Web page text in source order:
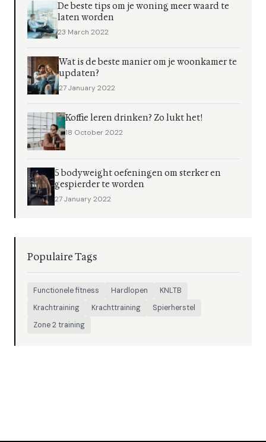
De beste tips om je woning meer waard te
laten worden
23 March 2022
Wat is de beste manier om je woonkamer te
updaten?
27 January 2022
Koffie leren drinken? Zo lukt het!
18 October 2022
5 bodyweight oefeningen om sterker en
gespierder te worden
27 January 2022
Populaire Tags
Functionele fitness Hardlopen
KNLTB
Krachtraining
Krachttraining
Spierherstel
Zone 2 training